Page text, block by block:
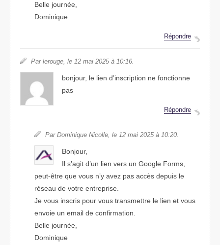
Belle journée,
Dominique
Répondre
Par lerouge, le 12 mai 2025 à 10:16.
bonjour, le lien d’inscription ne fonctionne
pas
Répondre
Par Dominique Nicolle, le 12 mai 2025 à 10:20.
Bonjour,
Il s’agit d’un lien vers un Google Forms,
peut-être que vous n’y avez pas accès depuis le
réseau de votre entreprise.
Je vous inscris pour vous transmettre le lien et vous
envoie un email de confirmation.
Belle journée,
Dominique